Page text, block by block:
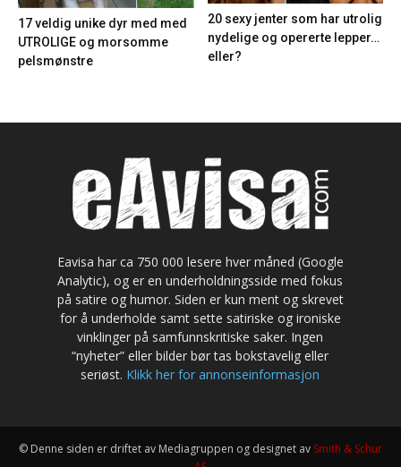
17 veldig unike dyr med med
UTROLIGE og morsomme
pelsmønstre
20 sexy jenter som har utrolig
nydelige og opererte lepper…
eller?
Eavisa har ca 750 000 lesere hver måned (Google
Analytic), og er en underholdningsside med fokus
på satire og humor. Siden er kun ment og skrevet
for å underholde samt sette satiriske og ironiske
vinklinger på samfunnskritiske saker. Ingen
“nyheter” eller bilder bør tas bokstavelig eller
seriøst. Klikk her for annonseinformasjon
© Denne siden er driftet av Mediagruppen og designet av Smith & Schur